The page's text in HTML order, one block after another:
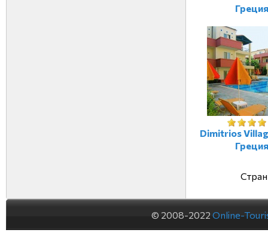
Греция
Dimitrios
Греция
© 2008-2022 Online-